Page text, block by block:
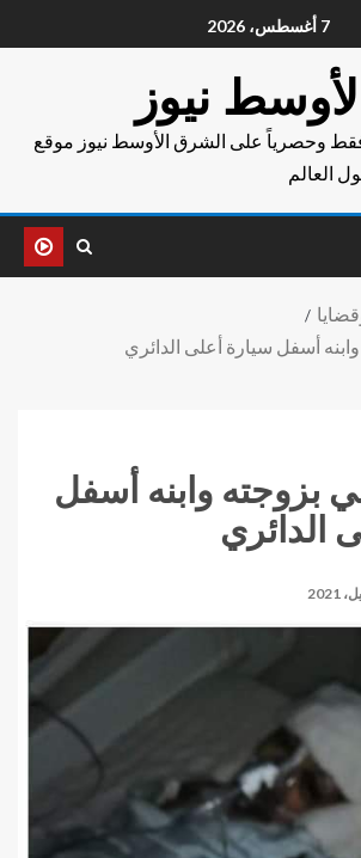
7 أغسطس، 2026
نيوز
فقط وحصرياً على الشرق الأوسط نيوز موقع
العالم
أسفل سيارة أعلى الدائري
وابنه أسفل
الدائري